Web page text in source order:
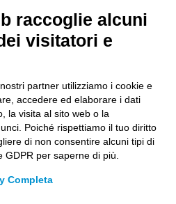
Studi S.p.A.
2 – 13900 Biella Italy –
F. e numero 01491490023 –
– Partita IVA 01491490023
–
raccoglie alcuni
visitatori e
partner utilizziamo i cookie e
accedere ed elaborare i dati
la visita al sito web o la
Poiché rispettiamo il tuo diritto
di non consentire alcuni tipi di
per saperne di più.
Completa